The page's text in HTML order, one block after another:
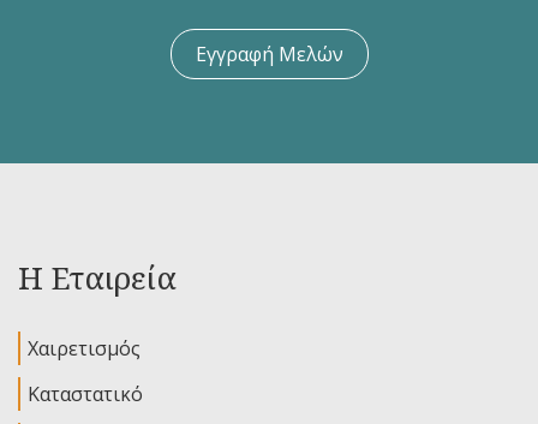
Εγγραφή Μελών
Η Εταιρεία
Χαιρετισμός
Καταστατικό